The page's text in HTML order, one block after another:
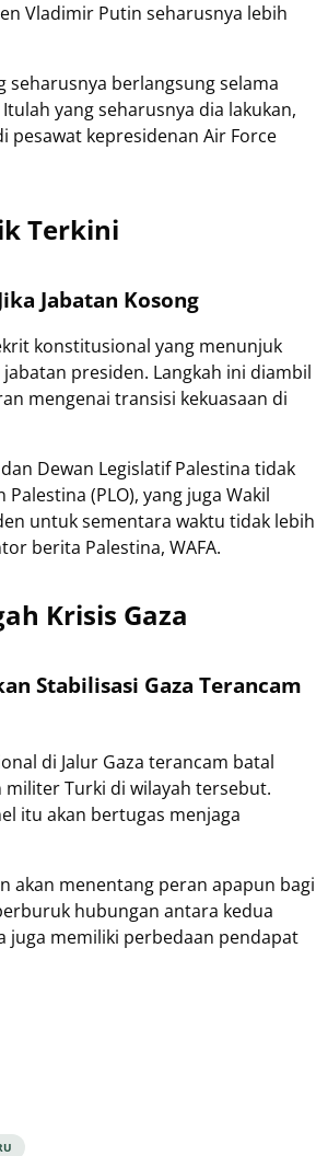
Vladimir Putin seharusnya lebih
seharusnya berlangsung selama
yang seharusnya dia lakukan,
pesawat kepresidenan Air Force
Terkini
Jabatan Kosong
konstitusional yang menunjuk
presiden. Langkah ini diambil
mengenai transisi kekuasaan di
Dewan Legislatif Palestina tidak
(PLO), yang juga Wakil
untuk sementara waktu tidak lebih
berita Palestina, WAFA.
Krisis Gaza
Stabilisasi Gaza Terancam
di Jalur Gaza terancam batal
Turki di wilayah tersebut.
itu akan bertugas menjaga
akan menentang peran apapun bagi
hubungan antara kedua
juga memiliki perbedaan pendapat